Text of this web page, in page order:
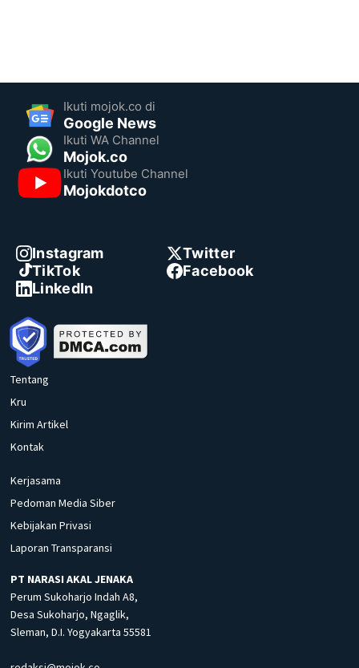
Ikuti mojok.co di
Google News
Ikuti WA Channel
Mojok.co
Ikuti Youtube Channel
Mojokdotco
Instagram
Twitter
TikTok
Facebook
LinkedIn
Tentang
Kru
Kirim Artikel
Kontak
Kerjasama
Pedoman Media Siber
Kebijakan Privasi
Laporan Transparansi
PT NARASI AKAL JENAKA
Perum Sukoharjo Indah A8,
Desa Sukoharjo, Ngaglik,
Sleman, D.I. Yogyakarta 55581